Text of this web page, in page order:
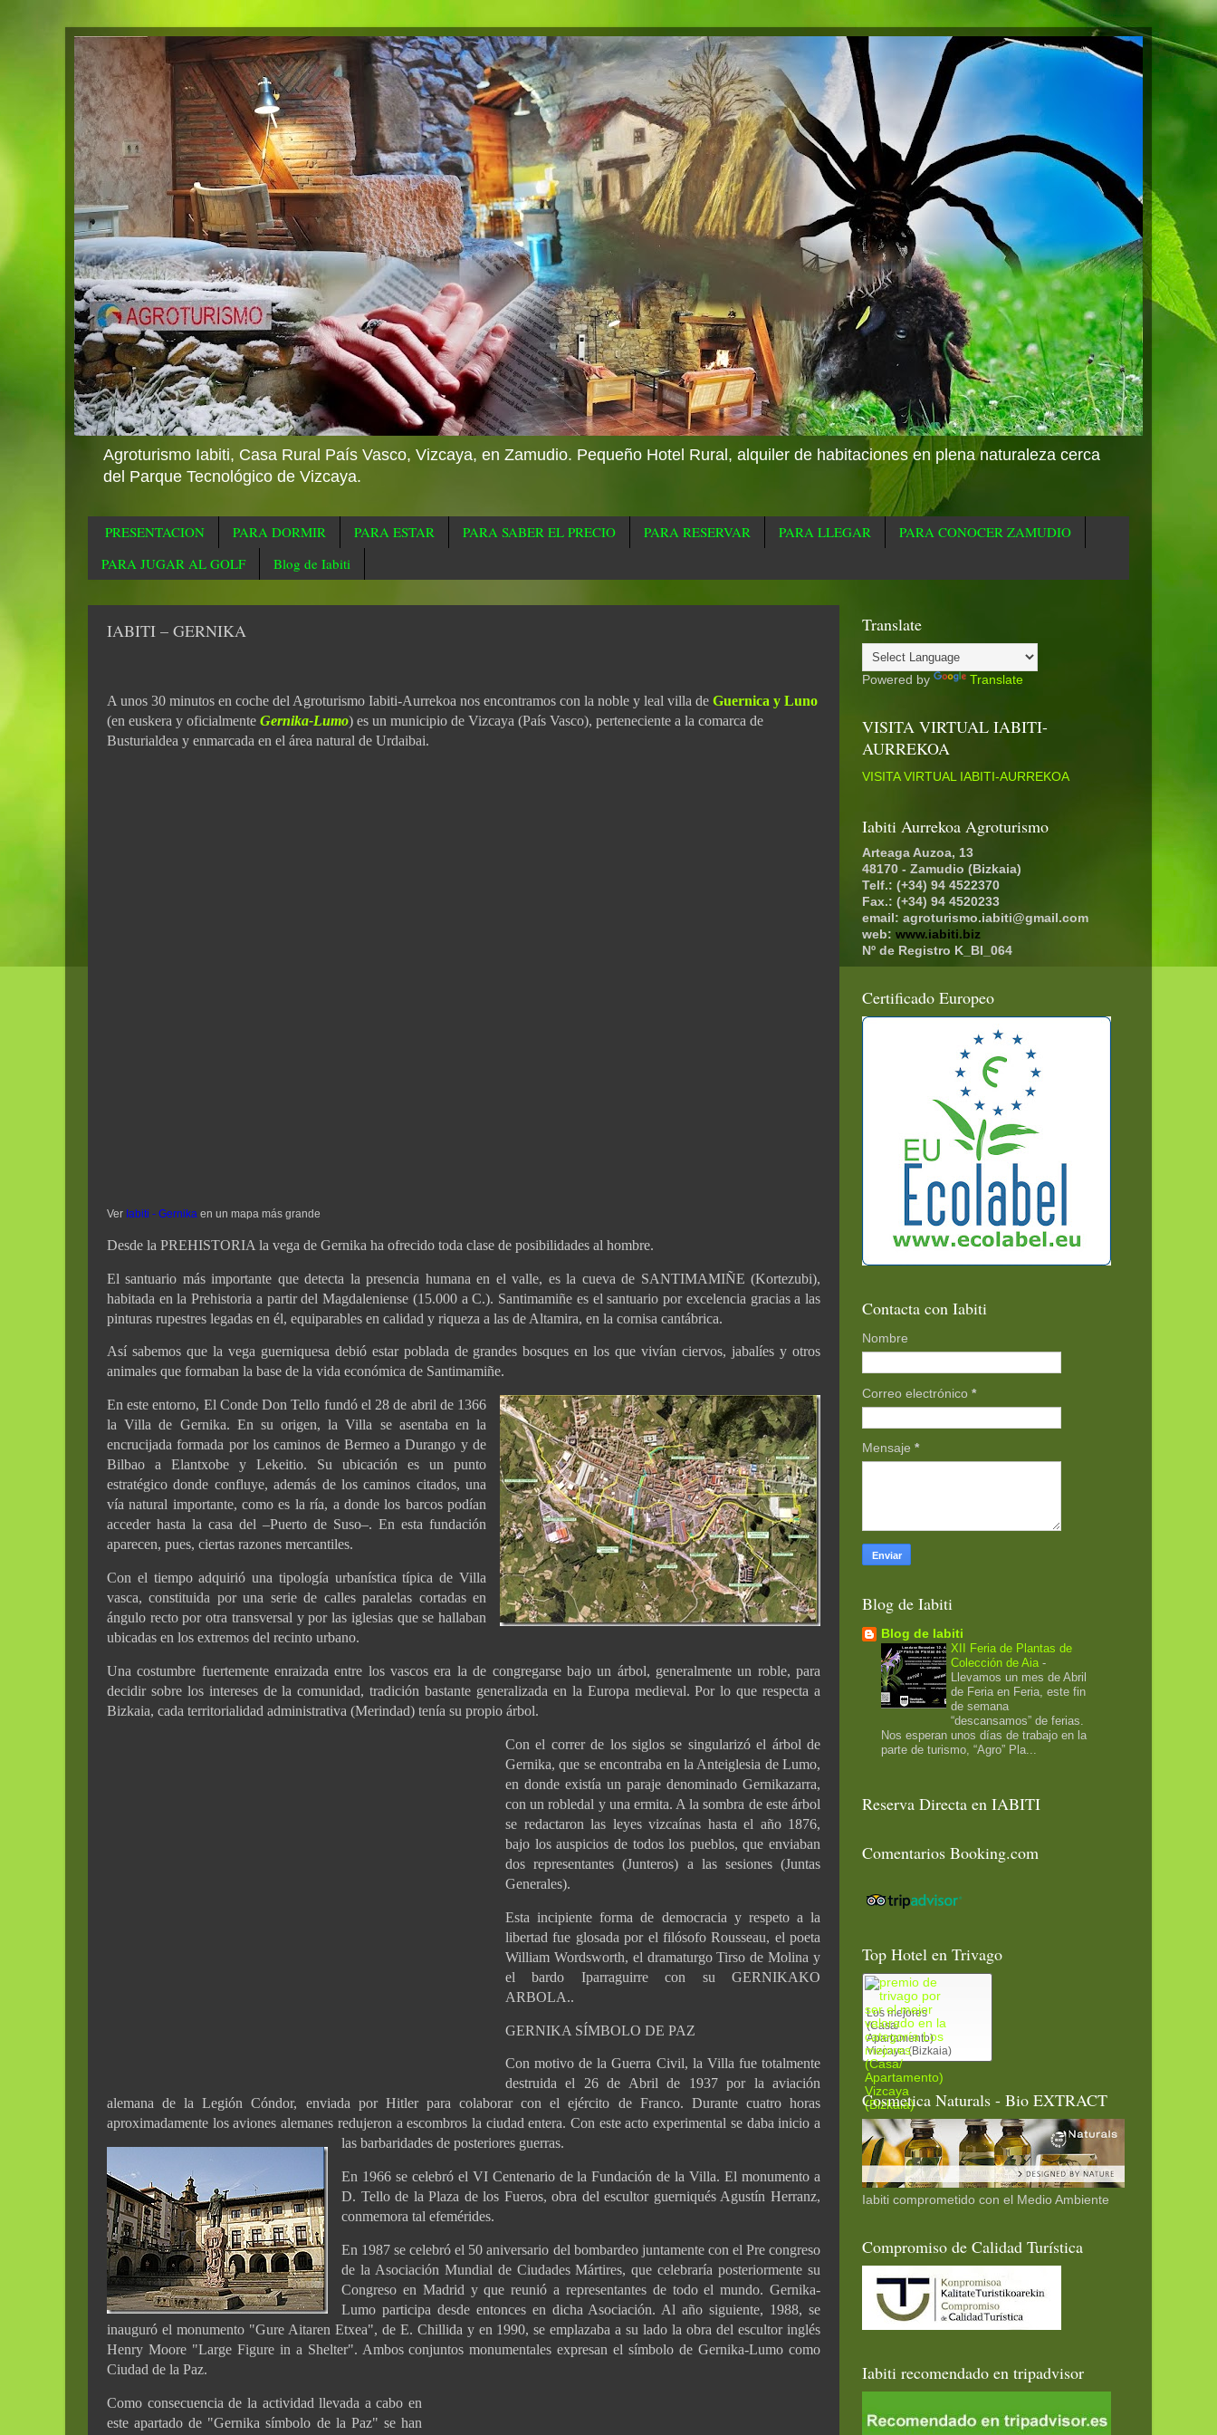
Agroturismo Iabiti, Casa Rural País Vasco, Vizcaya, en Zamudio. Pequeño Hotel Rural, alquiler de habitaciones en plena naturaleza cerca
del Parque Tecnológico de Vizcaya.
PRESENTACION PARA DORMIR PARA ESTAR PARA SABER EL PRECIO PARA RESERVAR PARA LLEGAR
PARA CONOCER ZAMUDIO
PARA JUGAR AL GOLF
Blog de Iabiti
IABITI – GERNIKA
A unos 30 minutos en coche del Agroturismo Iabiti-Aurrekoa nos encontramos con la noble y leal villa de Guernica y Luno
(en euskera y oficialmente Gernika-Lumo) es un municipio de Vizcaya (País Vasco), perteneciente a la comarca de
Busturialdea y enmarcada en el área natural de Urdaibai.
Ver Iabiti - Gernika en un mapa más grande
Desde la PREHISTORIA la vega de Gernika ha ofrecido toda clase de posibilidades al hombre.
El santuario más importante que detecta la presencia humana en el valle, es la cueva de SANTIMAMIÑE (Kortezubi),
habitada en la Prehistoria a partir del Magdaleniense (15.000 a C.). Santimamiñe es el santuario por excelencia gracias a las
pinturas rupestres legadas en él, equiparables en calidad y riqueza a las de Altamira, en la cornisa cantábrica.
Así sabemos que la vega guerniquesa debió estar poblada de grandes bosques en los que vivían ciervos, jabalíes y otros
animales que formaban la base de la vida económica de Santimamiñe.
En este entorno, El Conde Don Tello fundó el 28 de abril de 1366
la Villa de Gernika. En su origen, la Villa se asentaba en la
encrucijada formada por los caminos de Bermeo a Durango y de
Bilbao a Elantxobe y Lekeitio. Su ubicación es un punto
estratégico donde confluye, además de los caminos citados, una
vía natural importante, como es la ría, a donde los barcos podían
acceder hasta la casa del –Puerto de Suso–. En esta fundación
aparecen, pues, ciertas razones mercantiles.
Con el tiempo adquirió una tipología urbanística típica de Villa
vasca, constituida por una serie de calles paralelas cortadas en
ángulo recto por otra transversal y por las iglesias que se hallaban
ubicadas en los extremos del recinto urbano.
Una costumbre fuertemente enraizada entre los vascos era la de congregarse bajo un árbol, generalmente un roble, para
decidir sobre los intereses de la comunidad, tradición bastante generalizada en la Europa medieval. Por lo que respecta a
Bizkaia, cada territorialidad administrativa (Merindad) tenía su propio árbol.
Con el correr de los siglos se singularizó el árbol de
Gernika, que se encontraba en la Anteiglesia de Lumo,
en donde existía un paraje denominado Gernikazarra,
con un robledal y una ermita. A la sombra de este árbol
se redactaron las leyes vizcaínas hasta el año 1876,
bajo los auspicios de todos los pueblos, que enviaban
dos representantes (Junteros) a las sesiones (Juntas
Generales).
Esta incipiente forma de democracia y respeto a la
libertad fue glosada por el filósofo Rousseau, el poeta
William Wordsworth, el dramaturgo Tirso de Molina y
el bardo Iparraguirre con su GERNIKAKO
ARBOLA..
GERNIKA SÍMBOLO DE PAZ
Con motivo de la Guerra Civil, la Villa fue totalmente
destruida el 26 de Abril de 1937 por la aviación
alemana de la Legión Cóndor, enviada por Hitler para colaborar con el ejército de Franco. Durante cuatro horas
aproximadamente los aviones alemanes redujeron a escombros la ciudad entera. Con este acto experimental se daba inicio a
las barbaridades de posteriores guerras.
En 1966 se celebró el VI Centenario de la Fundación de la Villa. El monumento a
D. Tello de la Plaza de los Fueros, obra del escultor guerniqués Agustín Herranz,
conmemora tal efemérides.
En 1987 se celebró el 50 aniversario del bombardeo juntamente con el Pre congreso
de la Asociación Mundial de Ciudades Mártires, que celebraría posteriormente su
Congreso en Madrid y que reunió a representantes de todo el mundo. Gernika-
Lumo participa desde entonces en dicha Asociación. Al año siguiente, 1988, se
inauguró el monumento "Gure Aitaren Etxea", de E. Chillida y en 1990, se emplazaba a su lado la obra del escultor inglés
Henry Moore "Large Figure in a Shelter". Ambos conjuntos monumentales expresan el símbolo de Gernika-Lumo como
Ciudad de la Paz.
Como consecuencia de la actividad llevada a cabo en
este apartado de "Gernika símbolo de la Paz" se han
Translate
Powered by Translate
VISITA VIRTUAL IABITI-
AURREKOA
VISITA VIRTUAL IABITI-AURREKOA
Iabiti Aurrekoa Agroturismo
Arteaga Auzoa, 13
48170 - Zamudio (Bizkaia)
Telf.: (+34) 94 4522370
Fax.: (+34) 94 4520233
email: agroturismo.iabiti@gmail.com
web: www.iabiti.biz
Nº de Registro K_BI_064
Certificado Europeo
Contacta con Iabiti
Nombre
Correo electrónico *
Mensaje *
Blog de Iabiti
Blog de Iabiti
XII Feria de Plantas de
Colección de Aia -
Llevamos un mes de Abril
de Feria en Feria, este fin
de semana
“descansamos” de ferias.
Nos esperan unos días de trabajo en la
parte de turismo, “Agro” Pla...
Reserva Directa en IABITI
Comentarios Booking.com
Top Hotel en Trivago
Los mejores
(Casa/
Apartamento)
Vizcaya (Bizkaia)
Cosmetica Naturals - Bio EXTRACT
Iabiti comprometido con el Medio Ambiente
Compromiso de Calidad Turística
Iabiti recomendado en tripadvisor